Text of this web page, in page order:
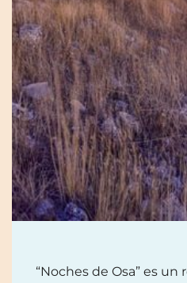
“Noches de Osa” es